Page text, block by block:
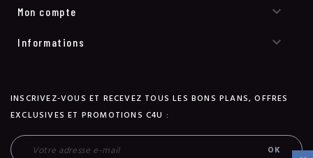
Mon compte 
Informations 
INSCRIVEZ-VOUS ET RECEVEZ TOUS LES BONS PLANS, OFFRES
EXCLUSIVES ET PROMOTIONS C4U :